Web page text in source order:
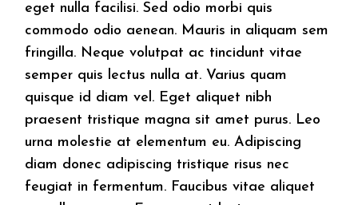
eget nulla facilisi. Sed odio morbi quis
commodo odio aenean. Mauris in aliquam sem
fringilla. Neque volutpat ac tincidunt vitae
semper quis lectus nulla at. Varius quam
quisque id diam vel. Eget aliquet nibh
praesent tristique magna sit amet purus. Leo
urna molestie at elementum eu. Adipiscing
diam donec adipiscing tristique risus nec
feugiat in fermentum. Faucibus vitae aliquet